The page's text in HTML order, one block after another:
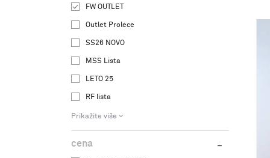
FW OUTLET
Outlet Prolece
SS26 NOVO
MSS Lista
LETO 25
RF lista
Prikažite više
cena